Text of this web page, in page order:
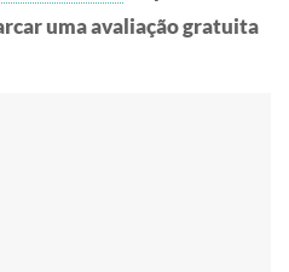
uma avaliação gratuita